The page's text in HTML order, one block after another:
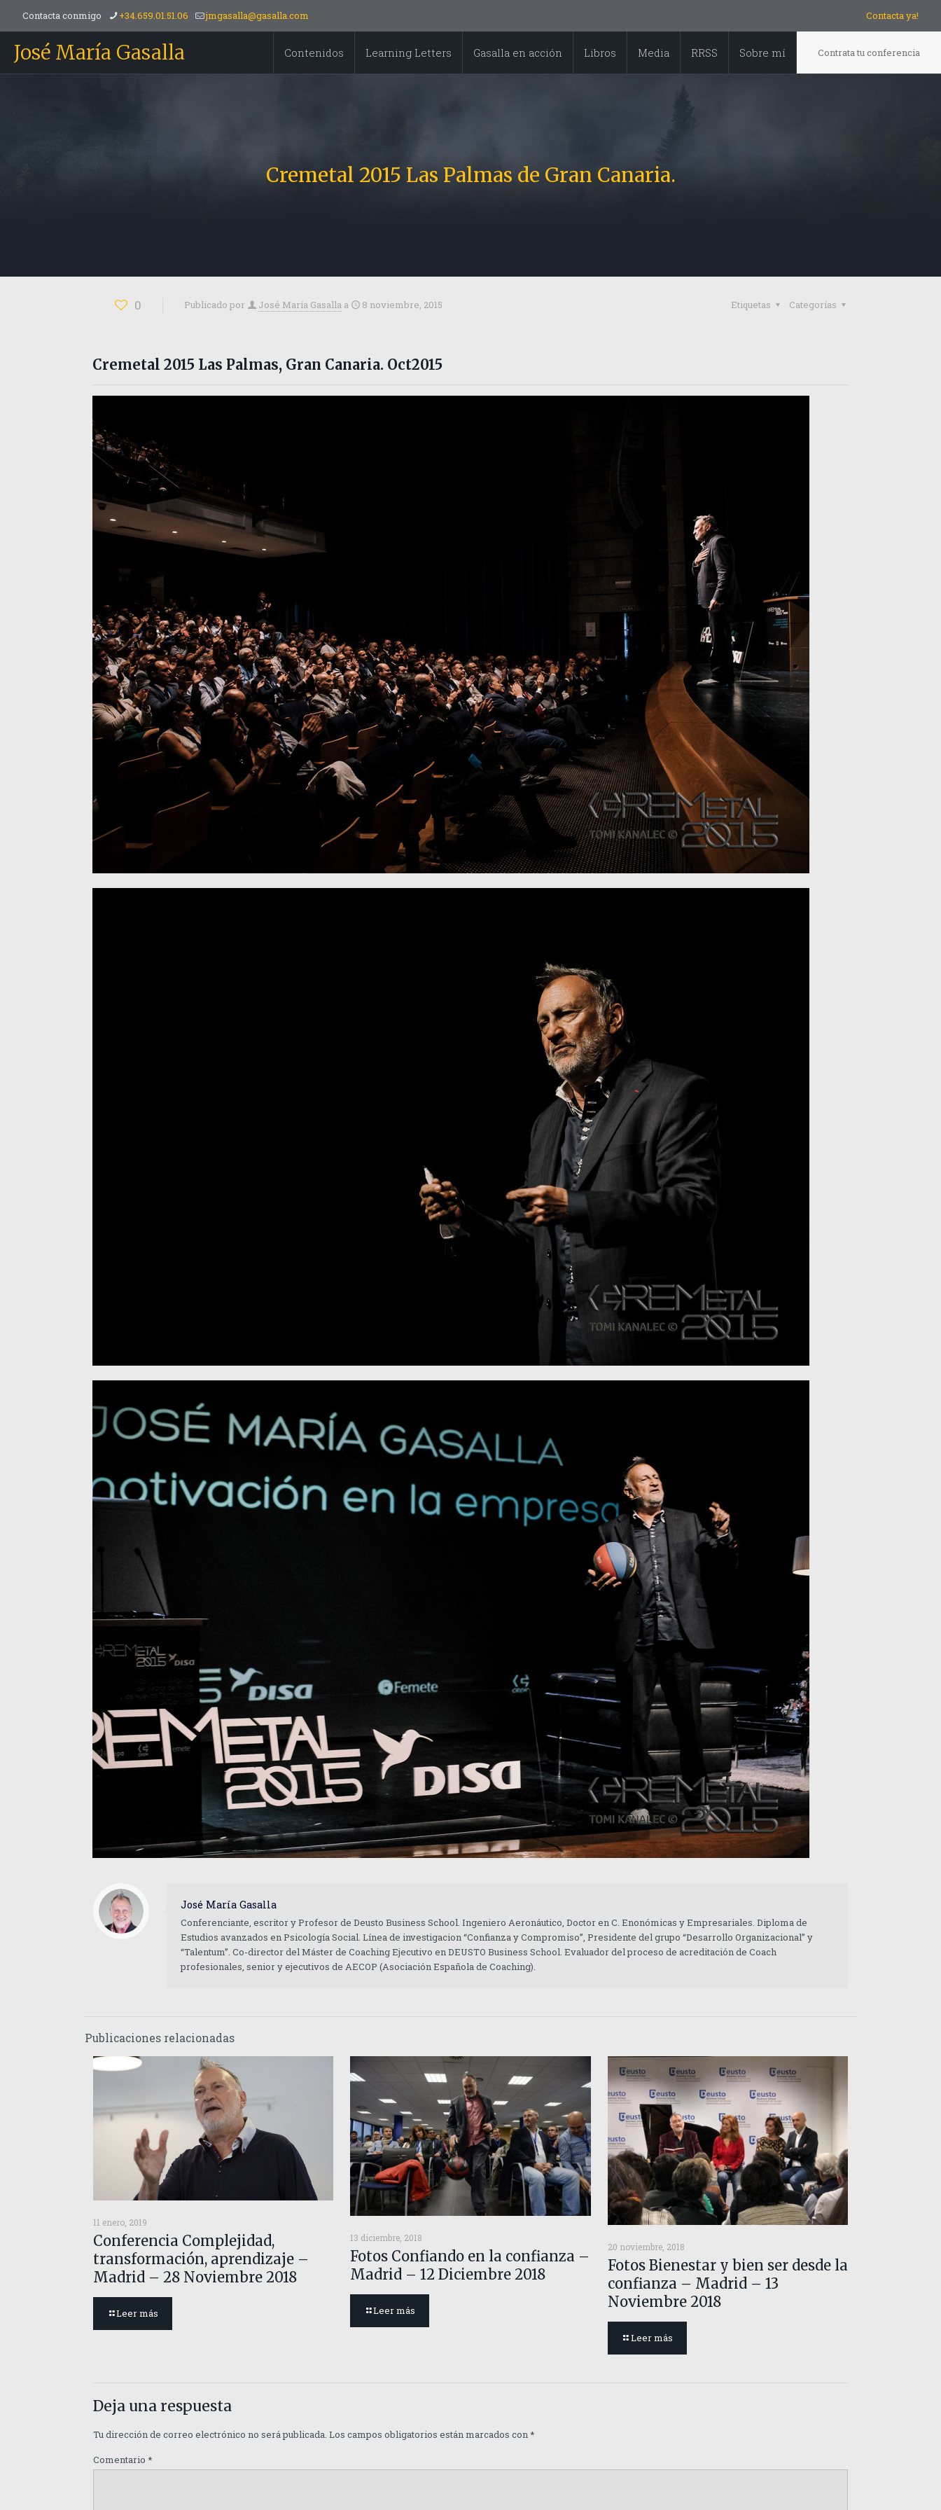
Contacta conmigo +34.659.01.51.06 jmgasalla@gasalla.com Contacta ya!
José María Gasalla Contenidos Learning Letters Gasalla en acción Libros Media RRSS Sobre mí Contrata tu conferencia
Cremetal 2015 Las Palmas de Gran Canaria.
0 Publicado por José María Gasalla a 8 noviembre, 2015 Categorías
Etiquetas
Cremetal 2015 Las Palmas, Gran Canaria. Oct2015
José María Gasalla
Conferenciante, escritor y Profesor de Deusto Business School. Ingeniero Aeronáutico, Doctor en C. Enonómicas y Empresariales. Diploma de
Estudios avanzados en Psicología Social. Línea de investigacion “Confianza y Compromiso”, Presidente del grupo “Desarrollo Organizacional” y
“Talentum”. Co-director del Máster de Coaching Ejecutivo en DEUSTO Business School. Evaluador del proceso de acreditación de Coach
profesionales, senior y ejecutivos de AECOP (Asociación Española de Coaching).
Publicaciones relacionadas
11 enero, 2019
Conferencia Complejidad,
transformación, aprendizaje –
Madrid – 28 Noviembre 2018
Leer más
13 diciembre, 2018
Fotos Confiando en la confianza –
Madrid – 12 Diciembre 2018
Leer más
20 noviembre, 2018
Fotos Bienestar y bien ser desde la
confianza – Madrid – 13
Noviembre 2018
Leer más
Deja una respuesta
Tu dirección de correo electrónico no será publicada. Los campos obligatorios están marcados con*
Comentario *